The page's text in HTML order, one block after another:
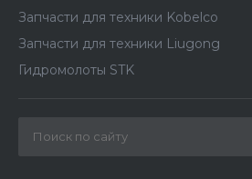
Запчасти для техники Kobelco
Запчасти для техники Liugong
Гидромолоты STK